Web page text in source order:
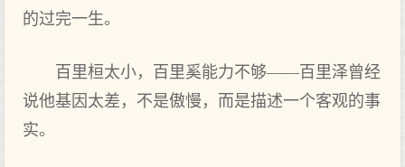
的过完一生。
百里桓太小，百里奚能力不够——百里泽曾经
说他基因太差，不是傲慢，而是描述一个客观的事
实。